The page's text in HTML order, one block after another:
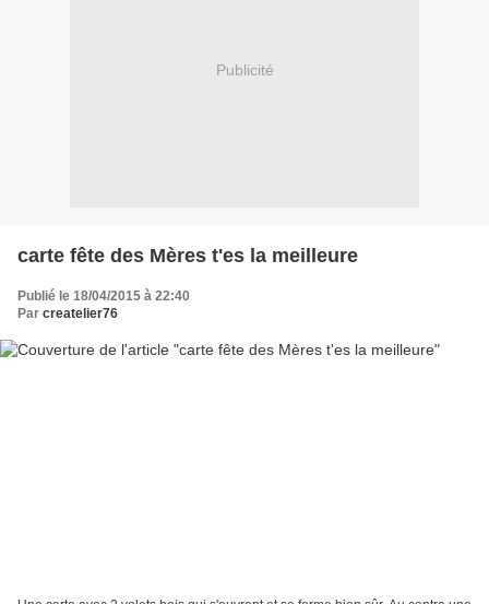
Publicité
carte fête des Mères t'es la meilleure
Publié le 18/04/2015 à 22:40
Par createlier76